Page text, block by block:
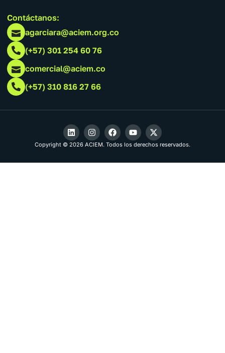
Contáctanos:
agarciara@aciem.org.co
(+57) 301 254 60 76
comercial@aciem.co
(+57) 310 816 27 66
Copyright © 2026 ACIEM. Todos los derechos reservados.